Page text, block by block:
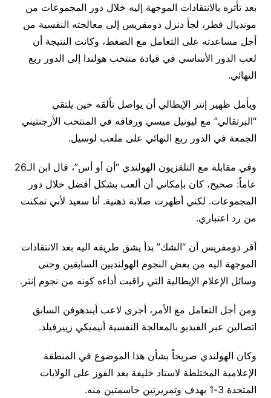
بعد تأثره بالانتقادات الموجهة إليه خلال دور المجموعات من
مونديال قطر، لجأ دنزل دومفريس إلى معالجته النفسية من
أجل مساعدته على التعامل مع الضغط، وكانت النتيجة أن
لعب الدور الأساسي في قيادة منتخب هولندا إلى الدور ربع
النهائي.
ويأمل ظهير إنتر الإيطالي أن يواصل تألقه حين يلتقي
“البرتقالي” مع ليونيل ميسي ورفاقه في المنتخب الأرجنتيني
الجمعة في الدور ربع النهائي على ملعب لوسيل.
وفي مقابلة مع التلفزيون الهولندي “أن أو أس”، قال ابن الـ26
عاماً: صحيح، كان بإمكاني أن ألعب بشكل أفضل خلال دور
المجموعات. لكني أظهرت صلابة ذهنية. أنا سعيد لأني تمكنت
من رد اعتباري.
أقر دومفريس أن “الشك” بدأ يشق طريقه اليه بعد الانتقادات
الموجهة اليه من بعض النجوم الهولنديين السابقين وحتى
وسائل الإعلام الإيطالية التي راقبت أداءه كونه من نجوم إنتر.
ومن أجل التعامل مع الأمر، أجرى لاعب أيندهوفن السابق
اتصالين عبر الفيديو بالمعالجة النفسية أنيميكي زييرفيلد.
وكان الهولندي صريحاً بشأن هذا الموضوع في المنطقة
الإعلامية المختلطة لاستاد خليفة بعد الفوز على الولايات
المتحدة 3-1 بهدف وتمريرتين حاسمتين منه.